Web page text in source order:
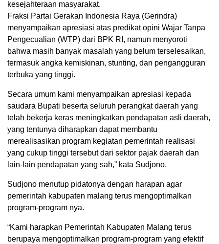
kesejahteraan masyarakat.
Fraksi Partai Gerakan Indonesia Raya (Gerindra)
menyampaikan apresiasi atas predikat opini Wajar Tanpa
Pengecualian (WTP) dari BPK RI, namun menyoroti
bahwa masih banyak masalah yang belum terselesaikan,
termasuk angka kemiskinan, stunting, dan pengangguran
terbuka yang tinggi.
Secara umum kami menyampaikan apresiasi kepada
saudara Bupati beserta seluruh perangkat daerah yang
telah bekerja keras meningkatkan pendapatan asli daerah,
yang tentunya diharapkan dapat membantu
merealisasikan program kegiatan pemerintah realisasi
yang cukup tinggi tersebut dari sektor pajak daerah dan
lain-lain pendapatan yang sah,” kata Sudjono.
Sudjono menutup pidatonya dengan harapan agar
pemerintah kabupaten malang terus mengoptimalkan
program-program nya.
“Kami harapkan Pemerintah Kabupaten Malang terus
berupaya mengoptimalkan program-program yang efektif